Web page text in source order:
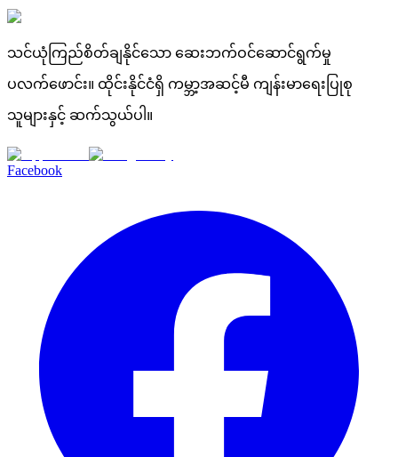
သင်ယုံကြည်စိတ်ချနိုင်သော ဆေးဘက်ဝင်ဆောင်ရွက်မှု
ပလက်ဖောင်း။ ထိုင်းနိုင်ငံရှိ ကမ္ဘာ့အဆင့်မီ ကျန်းမာရေးပြုစု
သူများနှင့် ဆက်သွယ်ပါ။
Facebook